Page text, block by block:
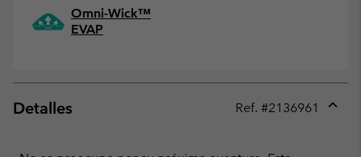
Omni-Wick™
EVAP
Detalles Ref. #2136961